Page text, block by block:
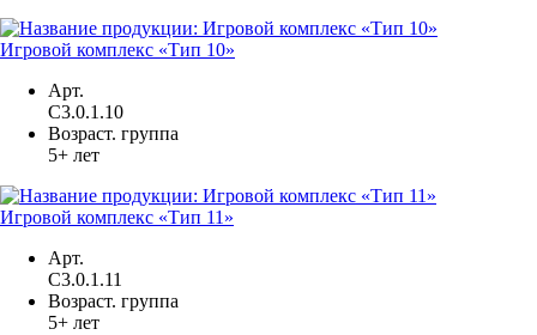
Игровой комплекс «Тип 10»
Арт.
С3.0.1.10
Возраст. группа
5+ лет
Игровой комплекс «Тип 11»
Арт.
С3.0.1.11
Возраст. группа
5+ лет